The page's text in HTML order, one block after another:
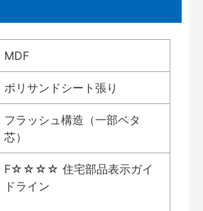
MDF
ポリサンドシート張り
フラッシュ構造（一部ベタ
芯）
F☆☆☆☆ 住宅部品表示ガイ
ドライン